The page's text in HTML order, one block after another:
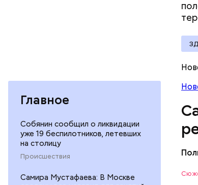
Главное
Собянин сообщил о ликвидации
уже 19 беспилотников, летевших
на столицу
Происшествия
Самира Мустафаева: В Москве